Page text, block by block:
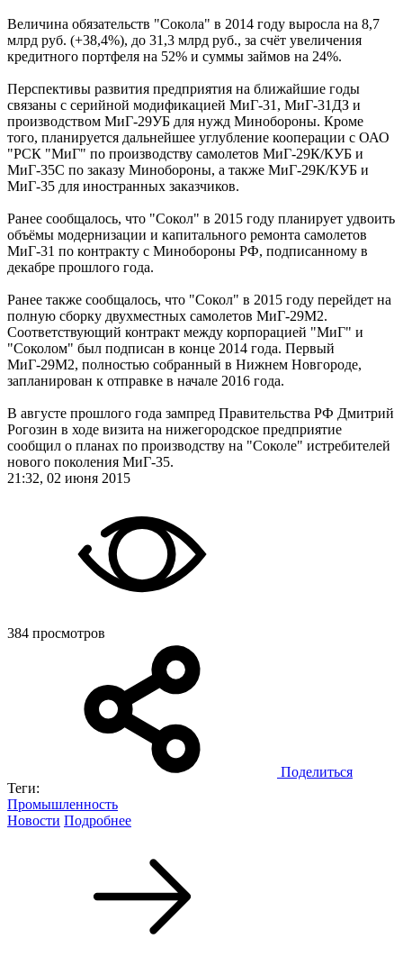
Величина обязательств "Сокола" в 2014 году выросла на 8,7
млрд руб. (+38,4%), до 31,3 млрд руб., за счёт увеличения
кредитного портфеля на 52% и суммы займов на 24%.
Перспективы развития предприятия на ближайшие годы
связаны с серийной модификацией МиГ-31, МиГ-31ДЗ и
производством МиГ-29УБ для нужд Минобороны. Кроме
того, планируется дальнейшее углубление кооперации с ОАО
"РСК "МиГ" по производству самолетов МиГ-29К/КУБ и
МиГ-35С по заказу Минобороны, а также МиГ-29К/КУБ и
МиГ-35 для иностранных заказчиков.
Ранее сообщалось, что "Сокол" в 2015 году планирует удвоить
объёмы модернизации и капитального ремонта самолетов
МиГ-31 по контракту с Минобороны РФ, подписанному в
декабре прошлого года.
Ранее также сообщалось, что "Сокол" в 2015 году перейдет на
полную сборку двухместных самолетов МиГ-29М2.
Соответствующий контракт между корпорацией "МиГ" и
"Соколом" был подписан в конце 2014 года. Первый
МиГ-29М2, полностью собранный в Нижнем Новгороде,
запланирован к отправке в начале 2016 года.
В августе прошлого года зампред Правительства РФ Дмитрий
Рогозин в ходе визита на нижегородское предприятие
сообщил о планах по производству на "Соколе" истребителей
нового поколения МиГ-35.
21:32, 02 июня 2015
384 просмотров
Поделиться
Теги:
Промышленность
Новости Подробнее